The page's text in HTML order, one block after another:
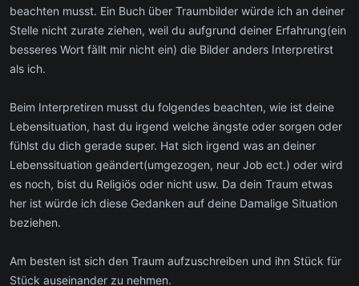
beachten musst. Ein Buch über Traumbilder würde ich an deiner
Stelle nicht zurate ziehen, weil du aufgrund deiner Erfahrung(ein
besseres Wort fällt mir nicht ein) die Bilder anders Interpretirst
als ich.
Beim Interpretiren musst du folgendes beachten, wie ist deine
Lebensituation, hast du irgend welche ängste oder sorgen oder
fühlst du dich gerade super. Hat sich irgend was an deiner
Lebenssituation geändert(umgezogen, neur Job ect.) oder wird
es noch, bist du Religiös oder nicht usw. Da dein Traum etwas
her ist würde ich diese Gedanken auf deine Damalige Situation
beziehen.
Am besten ist sich den Traum aufzuschreiben und ihn Stück für
Stück auseinander zu nehmen.